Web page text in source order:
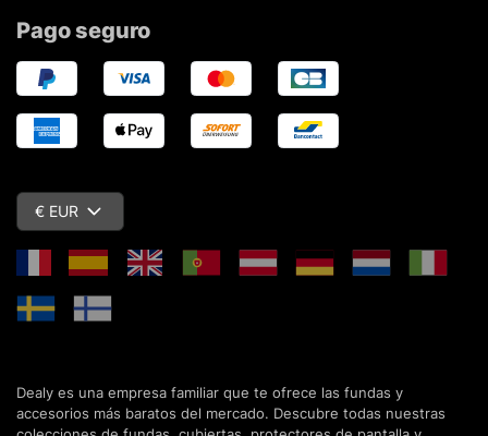
Pago seguro
€ EUR
Dealy es una empresa familiar que te ofrece las fundas y
accesorios más baratos del mercado. Descubre todas nuestras